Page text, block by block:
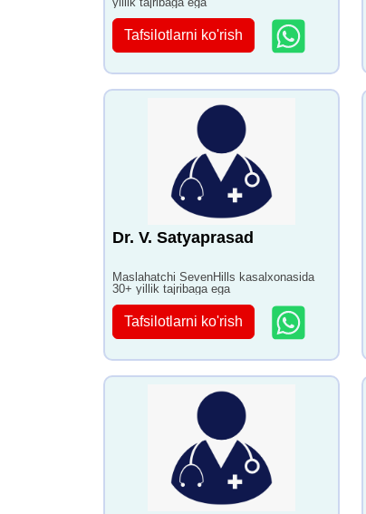
Tafsilotlarni ko'rish
Dr. V. Satyaprasad
Maslahatchi SevenHills kasalxonasida
30+ yillik tajribaga ega
Tafsilotlarni ko'rish